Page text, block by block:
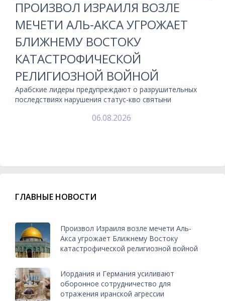
ПРОИЗВОЛ ИЗРАИЛЯ ВОЗЛЕ
МЕЧЕТИ АЛЬ-АКСА УГРОЖАЕТ
БЛИЖНЕМУ ВОСТОКУ
КАТАСТРОФИЧЕСКОЙ
РЕЛИГИОЗНОЙ ВОЙНОЙ
Арабские лидеры предупреждают о разрушительных
последствиях нарушения статус-кво святыни
06.08.2026
ГЛАВНЫЕ НОВОСТИ
Произвол Израиля возле мечети Аль-
Акса угрожает Ближнему Востоку
катастрофической религиозной войной
Иордания и Германия усиливают
оборонное сотрудничество для
отражения иранской агрессии